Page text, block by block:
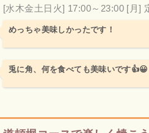
[水木金土日火] 17:00～23:00 [月]
めっちゃ美味しかったです！
兎に角、何を食べても美味いです👍😀